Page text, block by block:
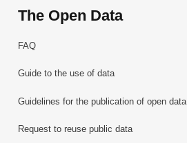
The Open Data
FAQ
Guide to the use of data
Guidelines for the publication of open data
Request to reuse public data